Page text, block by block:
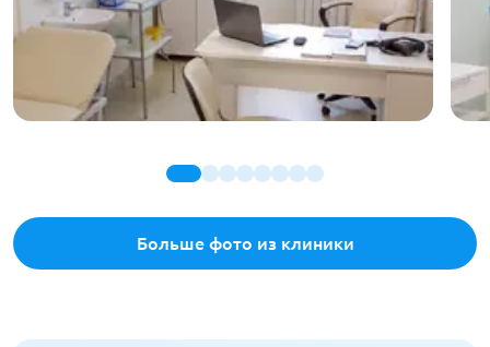
Больше фото из клиники